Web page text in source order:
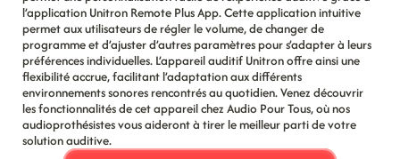
l’application Unitron Remote Plus App. Cette application intuitive
permet aux utilisateurs de régler le volume, de changer de
programme et d’ajuster d’autres paramètres pour s’adapter à leurs
préférences individuelles. L’appareil auditif Unitron offre ainsi une
flexibilité accrue, facilitant l’adaptation aux différents
environnements sonores rencontrés au quotidien. Venez découvrir
les fonctionnalités de cet appareil chez Audio Pour Tous, où nos
audioprothésistes vous aideront à tirer le meilleur parti de votre
solution auditive.